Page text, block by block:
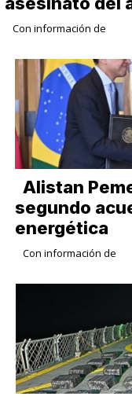
Con información de
Alistan
segundo
energética
Con información de